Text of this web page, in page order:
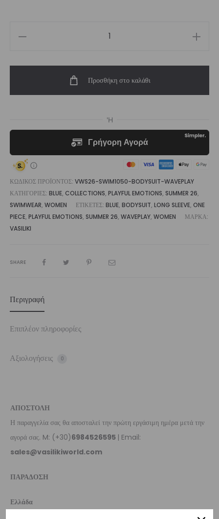
Long
Vasiliki
ποσότητα
Προσθήκη στο καλάθι
ΚΩΔΙΚΌΣ ΠΡΟΪΌΝΤΟΣ: VWS26-SWIM1050-BODYSUIT-WAVEPLAY
ΚΑΤΗΓΟΡΊΕΣ: BLUE, COLLECTIONS, PLAYFUL EMOTIONS, SUMMER 26,
SWIMWEAR, WOMEN ΕΤΙΚΈΤΕΣ: BLUE, BODYSUIT, LONG SLEEVE, ONE
PIECE, PLAYFUL EMOTIONS, SUMMER 26, WAVEPLAY, WOMEN
ΜΆΡΚΑ:
VASILIKI
SHARE
Περιγραφή
Επιπλέον πληροφορίες
Αξιολογήσεις 0
ΑΠΟΣΤΟΛΗ
Η παραγγελία σας θα αποσταλεί την πρώτη εργάσιμη ημέρα μετά την
αγορά σας. M: (+30)6984526595 | Email:
sales@vasilikiworld.com
ΠΑΡΑΔΟΣΗ
Ελλάδα
άνω των 80€.